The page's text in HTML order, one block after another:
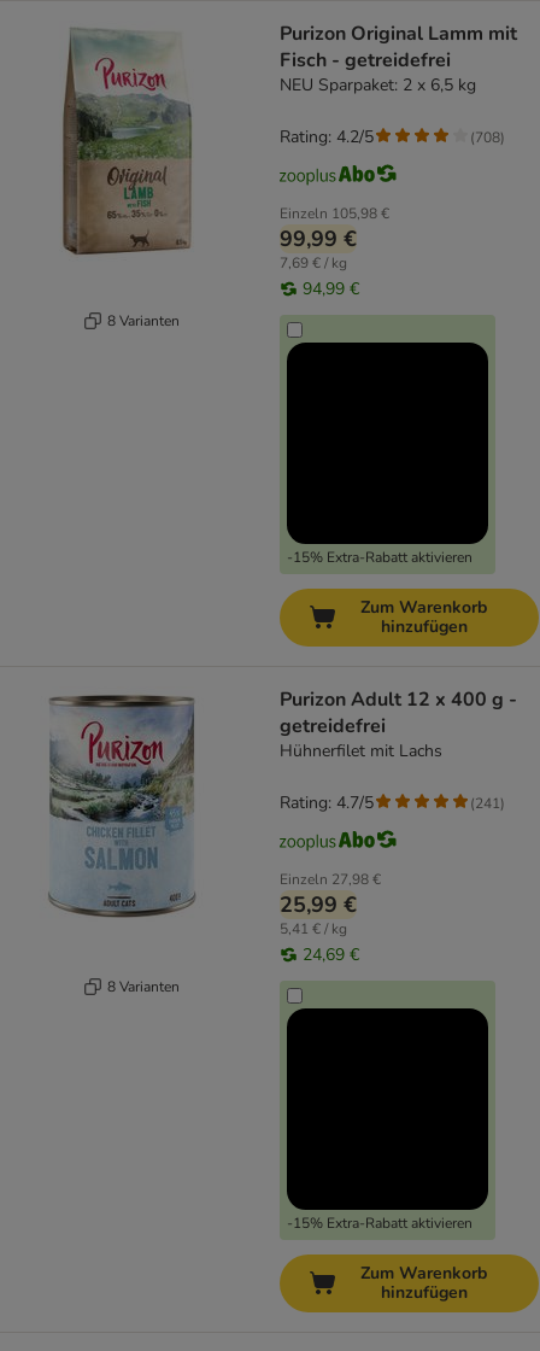
8 Varianten
Purizon Original Lamm mit
Fisch - getreidefrei
NEU Sparpaket: 2 x 6,5 kg
Einzeln 105,98 €
99,99 €
7,69 € / kg
94,99 €
-15% Extra-Rabatt aktivieren
Rating: 4.2/5 (708)
Zum Warenkorb
hinzufügen
8 Varianten
Purizon Adult 12 x 400 g -
getreidefrei
Hühnerfilet mit Lachs
Einzeln 27,98 €
25,99 €
5,41 € / kg
24,69 €
-15% Extra-Rabatt aktivieren
Rating: 4.7/5 (241)
Zum Warenkorb
hinzufügen